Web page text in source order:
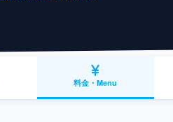
料金・Menu